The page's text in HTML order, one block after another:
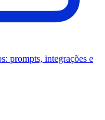
prompts, integrações e